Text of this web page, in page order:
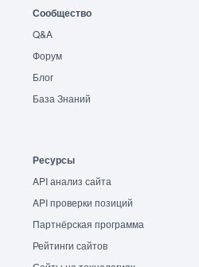
Сообщество
Q&A
Форум
Блог
База Знаний
Ресурсы
API анализ сайта
API проверки позиций
Партнёрская программа
Рейтинги сайтов